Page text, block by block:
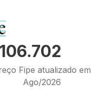
Fipe atualizado em
Ago/2026